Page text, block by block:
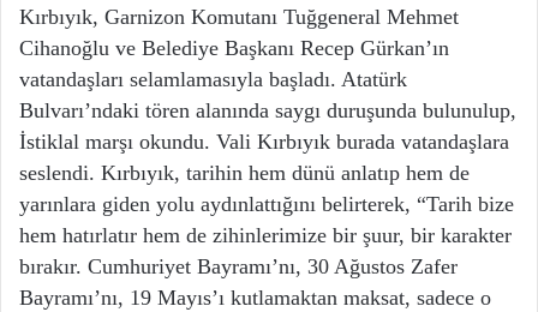
Kırbıyık, Garnizon Komutanı Tuğgeneral Mehmet
Cihanoğlu ve Belediye Başkanı Recep Gürkan’ın
vatandaşları selamlamasıyla başladı. Atatürk
Bulvarı’ndaki tören alanında saygı duruşunda bulunulup,
İstiklal marşı okundu. Vali Kırbıyık burada vatandaşlara
seslendi. Kırbıyık, tarihin hem dünü anlatıp hem de
yarınlara giden yolu aydınlattığını belirterek, “Tarih bize
hem hatırlatır hem de zihinlerimize bir şuur, bir karakter
bırakır. Cumhuriyet Bayramı’nı, 30 Ağustos Zafer
Bayramı’nı, 19 Mayıs’ı kutlamaktan maksat, sadece o